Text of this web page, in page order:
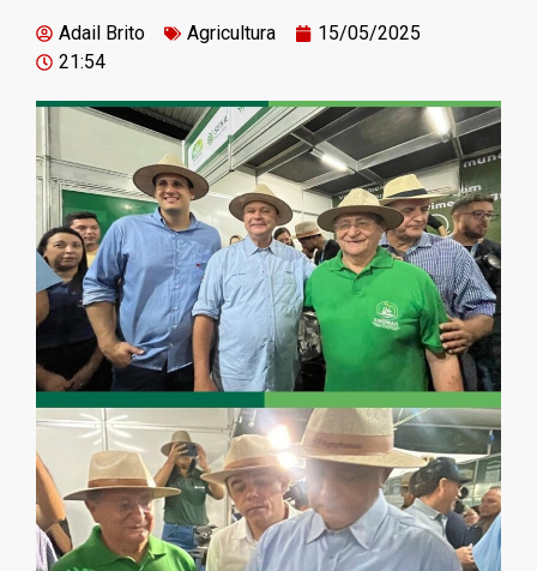
Adail Brito Agricultura
15/05/2025
21:54